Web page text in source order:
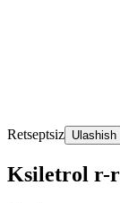
Retseptsiz Ulashish
Ksiletrol r-